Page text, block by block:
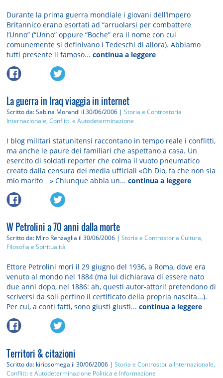
Durante la prima guerra mondiale i giovani dell’Impero
Britannico erano esortati ad “arruolarsi per combattere
l’Unno” (“Unno” oppure “Boche” era il nome con cui
comunemente si definivano i Tedeschi di allora). Abbiamo
tutti presente il famoso...continua a leggere
La guerra in Iraq viaggia in internet
Scritto da: Sabina Morandi il 30/06/2006 |Storia e Controstoria
Internazionale, Conflitti e Autodeterminazione
I blog militari statunitensi raccontano in tempo reale i conflitti,
ma anche le paure dei familiari che aspettano a casa. Un
esercito di soldati reporter che colma il vuoto pneumatico
creato dalla censura dei media ufficiali «Oh Dio, fa che non sia
mio marito…» Chiunque abbia un...continua a leggere
W Petrolini a 70 anni dalla morte
Scritto da: Miro Renzaglia il 30/06/2006 |Storia e Controstoria Cultura,
Filosofia e Spiritualità
Ettore Petrolini morì il 29 giugno del 1936, a Roma, dove era
venuto al mondo nel 1884 (ma lui dichiarava di essere nato
due anni dopo, nel 1886: ah, questi autor-attori! pretendono di
scriversi da soli perfino il certificato della propria nascita...).
Per cui, a conti fatti, sono giusti giusti...continua a leggere
Territori & citazioni
Scritto da: kiriosomega il 30/06/2006 |Storia e Controstoria Internazionale,
Conflitti e Autodeterminazione Politica e Informazione